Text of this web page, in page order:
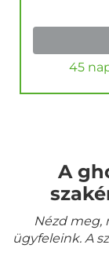
45
A
Nézd meg,
ügyfeleink. A